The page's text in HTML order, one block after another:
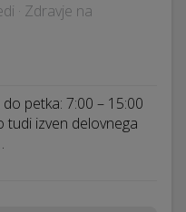
· Zdravje na
petka: 7:00 – 15:00
tudi izven delovnega